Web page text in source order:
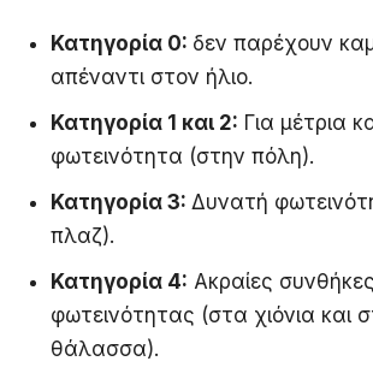
Κατηγορία 0: δεν παρέχουν
απέναντι στον ήλιο.
Κατηγορία 1 και 2: Για μέτρια
φωτεινότητα (στην πόλη).
Κατηγορία 3: Δυνατή
πλαζ).
Κατηγορία 4: Ακραίες συνθήκες
φωτεινότητας (στα χιόνια και
θάλασσα).